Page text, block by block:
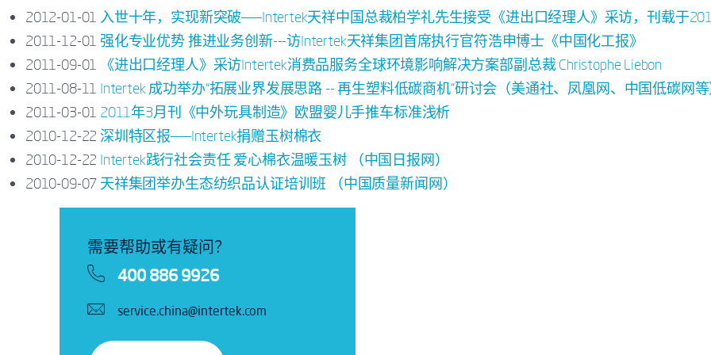
2012-01-01 入世十年，实现新突破——Intertek天祥中国总裁柏学礼先生接受《进出口经理人》采访，刊载于
2011-12-01 强化专业优势 推进业务创新---访Intertek天祥集团首席执行官符浩申博士《中国化工报》
2011-09-01
《进出口经理人》采访Intertek消费品服务全球环境影响解决方案部副总裁 Christophe Liebon
2011-08-11 Intertek 成功举办“拓展业界发展思路 -- 再生塑料低碳商机”研讨会（美通社、凤凰网、中国低碳网等
2011-03-01 2011年3月刊《中外玩具制造》欧盟婴儿手推车标准浅析
2010-12-22 深圳特区报——Intertek捐赠玉树棉衣
2010-12-22 Intertek践行社会责任 爱心棉衣温暖玉树 （中国日报网）
2010-09-07 天祥集团举办生态纺织品认证培训班 （中国质量新闻网）
需要帮助或有疑问？
400 886 9926
service.china@intertek.com